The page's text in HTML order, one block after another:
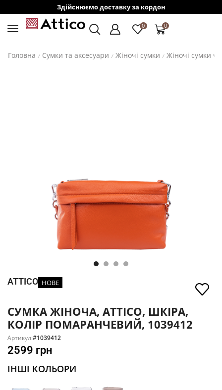
Здійснюємо доставку за кордон
0 0
Головна / Сумки та аксесуари / Жіночі сумки / Жіночі сумки
ATTICO НОВЕ
СУМКА ЖІНОЧА, ATTICO, ШКІРА,
КОЛІР ПОМАРАНЧЕВИЙ, 1039412
Артикул:#1039412
2599 грн
ІНШІ КОЛЬОРИ